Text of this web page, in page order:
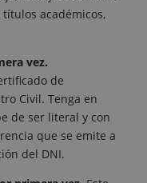
académicos,
vez.
de
Civil. Tenga en
de ser literal y con
que se emite a
del DNI.